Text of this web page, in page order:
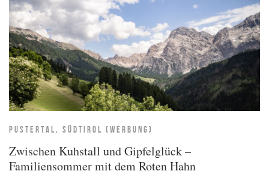
PUSTERTAL, SÜDTIROL (WERBUNG)
Zwischen Kuhstall und Gipfelglück –
Familiensommer mit dem Roten Hahn